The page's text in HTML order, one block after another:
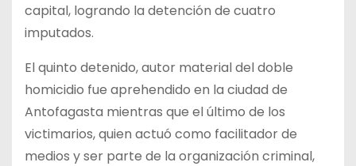
capital, logrando la detención de cuatro
imputados.
El quinto detenido, autor material del doble
homicidio fue aprehendido en la ciudad de
Antofagasta mientras que el último de los
victimarios, quien actuó como facilitador de
medios y ser parte de la organización criminal,